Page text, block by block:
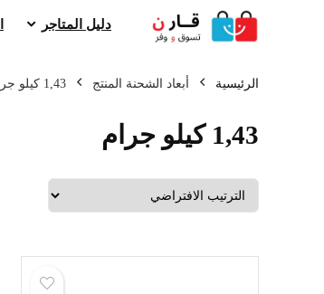
دليل المتاجر
الرئيسية أبعاد الشحنة المنتج 1,43 كيلو جرام
1,43 كيلو جرام